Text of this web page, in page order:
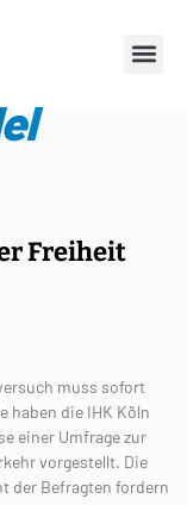
Freiheit
muss sofort
haben die IHK Köln
einer Umfrage zur
vorgestellt. Die
der Befragten fordern